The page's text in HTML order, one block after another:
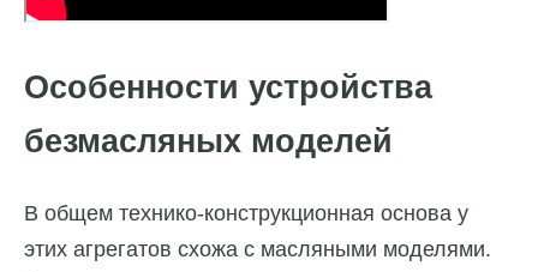
Особенности устройства
безмасляных моделей
В общем технико-конструкционная основа у
этих агрегатов схожа с масляными моделями.